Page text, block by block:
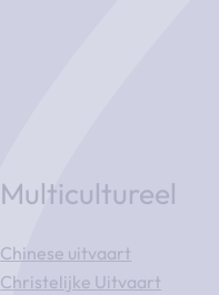
Multicultureel
Chinese uitvaart
Christelijke Uitvaart